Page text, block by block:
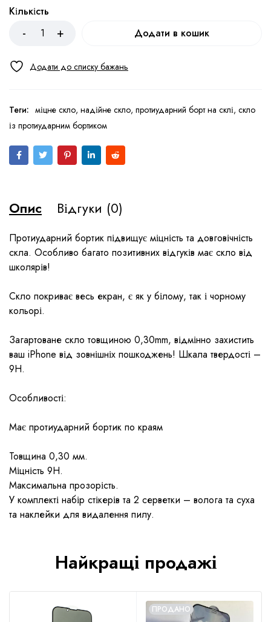
Кількість
Додати в кошик
Теги: міцне скло, надійне скло, протиударний борт на склі, скло
із протиударним бортиком
Опис Відгуки (0)
Протиударний бортик підвищує міцність та довговічність
скла. Особливо багато позитивних відгуків має скло від
школярів!
Скло покриває весь екран, є як у білому, так і чорному
кольорі.
Загартоване скло товщиною 0,30mm, відмінно захистить
ваш iPhone від зовнішніх пошкоджень! Шкала твердості –
9Н.
Особливості:
Має протиударний бортик по краям
Товщина 0,30 мм.
Міцність 9Н.
Максимальна прозорість.
У комплекті набір стікерів та 2 серветки – волога та суха
та наклейки для видалення пилу.
Найкращі продажі
ПРОДАНО